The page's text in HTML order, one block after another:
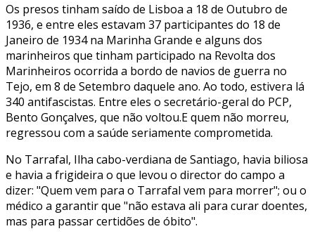
Os presos tinham saído de Lisboa a 18 de Outubro de
1936, e entre eles estavam 37 participantes do 18 de
Janeiro de 1934 na Marinha Grande e alguns dos
marinheiros que tinham participado na Revolta dos
Marinheiros ocorrida a bordo de navios de guerra no
Tejo, em 8 de Setembro daquele ano. Ao todo, estivera lá
340 antifascistas. Entre eles o secretário-geral do PCP,
Bento Gonçalves, que não voltou.E quem não morreu,
regressou com a saúde seriamente comprometida.
No Tarrafal, Ilha cabo-verdiana de Santiago, havia biliosa
e havia a frigideira o que levou o director do campo a
dizer: "Quem vem para o Tarrafal vem para morrer"; ou o
médico a garantir que "não estava ali para curar doentes,
mas para passar certidões de óbito".